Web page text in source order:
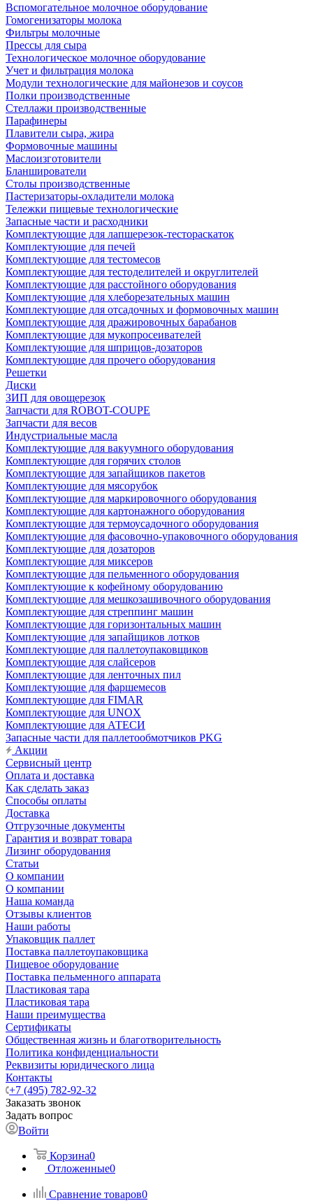
Вспомогательное молочное оборудование
Гомогенизаторы молока
Фильтры молочные
Прессы для сыра
Технологическое молочное оборудование
Учет и фильтрация молока
Модули технологические для майонезов и соусов
Полки производственные
Стеллажи производственные
Парафинеры
Плавители сыра, жира
Формовочные машины
Маслоизготовители
Бланширователи
Столы производственные
Пастеризаторы-охладители молока
Тележки пищевые технологические
Запасные части и расходники
Комплектующие для лапшерезок-тестораскаток
Комплектующие для печей
Комплектующие для тестомесов
Комплектующие для тестоделителей и округлителей
Комплектующие для расстойного оборудования
Комплектующие для хлеборезательных машин
Комплектующие для отсадочных и формовочных машин
Комплектующие для дражировочных барабанов
Комплектующие для мукопросеивателей
Комплектующие для шприцов-дозаторов
Комплектующие для прочего оборудования
Решетки
Диски
ЗИП для овощерезок
Запчасти для ROBOT-COUPE
Запчасти для весов
Индустриальные масла
Комплектующие для вакуумного оборудования
Комплектующие для горячих столов
Комплектующие для запайщиков пакетов
Комплектующие для мясорубок
Комплектующие для маркировочного оборудования
Комплектующие для картонажного оборудования
Комплектующие для термоусадочного оборудования
Комплектующие для фасовочно-упаковочного оборудования
Комплектующие для дозаторов
Комплектующие для миксеров
Комплектующие для пельменного оборудования
Комплектующие к кофейному оборудованию
Комплектующие для мешкозашивочного оборудования
Комплектующие для стреппинг машин
Комплектующие для горизонтальных машин
Комплектующие для запайщиков лотков
Комплектующие для паллетоупаковщиков
Комплектующие для слайсеров
Комплектующие для ленточных пил
Комплектующие для фаршемесов
Комплектующие для FIMAR
Комплектующие для UNOX
Комплектующие для АТЕСИ
Запасные части для паллетообмотчиков PKG
Акции
Сервисный центр
Оплата и доставка
Как сделать заказ
Способы оплаты
Доставка
Отгрузочные документы
Гарантия и возврат товара
Лизинг оборудования
Статьи
О компании
О компании
Наша команда
Отзывы клиентов
Наши работы
Упаковщик паллет
Поставка паллетоупаковщика
Пищевое оборудование
Поставка пельменного аппарата
Пластиковая тара
Пластиковая тара
Наши преимущества
Сертификаты
Общественная жизнь и благотворительность
Политика конфиденциальности
Реквизиты юридического лица
Контакты
+7 (495) 782-92-32
Заказать звонок
Задать вопрос
Войти
Корзина0
Отложенные0
Сравнение товаров0